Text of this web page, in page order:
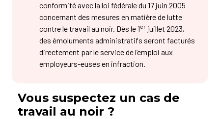
conformité avec la loi fédérale du 17 juin 2005
concernant des mesures en matière de lutte
contre le travail au noir. Dès le 1er juillet 2023,
des émoluments administratifs seront facturés
directement par le service de l’emploi aux
employeurs-euses en infraction.
Vous suspectez un cas de
travail au noir ?